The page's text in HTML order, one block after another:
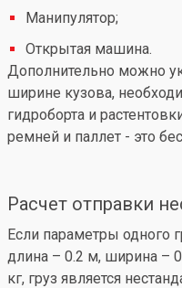
Манипулятор;
Открытая машина.
Дополнительно можно
ширине кузова,
гидроборта и
ремней и паллет - это
Расчет отправки
Если параметры одного
длина – 0.2 м, ширина –
кг, груз является